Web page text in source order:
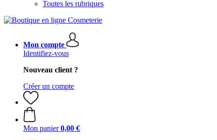
Toutes les rubriques
Mon compte
Identifiez-vous
Nouveau client ?
Créer un compte
Mon panier 0,00 €